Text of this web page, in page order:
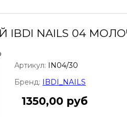
NAILS 04
Артикул: IN04/30
Бренд: IBDI_NAILS
1350,00 руб